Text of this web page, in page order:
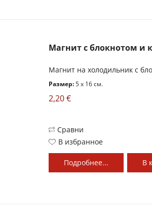
Магнит с блокнотом и
Магнит на xолодильник с
Размер:5 x 16 см.
2,20 €
Сравни
В избранное
Подробнее... В